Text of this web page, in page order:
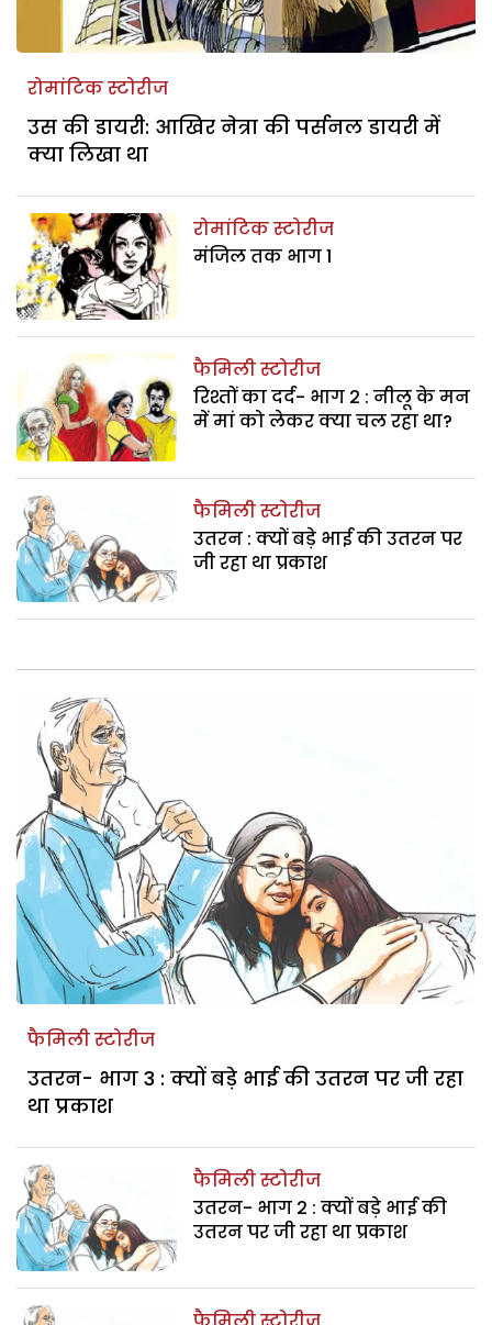
रोमांटिक स्टोरीज
उस की डायरी: आखिर नेत्रा की पर्सनल डायरी में
क्या लिखा था
रोमांटिक स्टोरीज
मंजिल तक भाग 1
फैमिली स्टोरीज
रिश्तों का दर्द- भाग 2 : नीलू के मन
में मां को लेकर क्या चल रहा था?
फैमिली स्टोरीज
उतरन : क्यों बड़े भाई की उतरन पर
जी रहा था प्रकाश
फैमिली स्टोरीज
उतरन- भाग 3 : क्यों बड़े भाई की उतरन पर जी रहा
था प्रकाश
फैमिली स्टोरीज
उतरन- भाग 2 : क्यों बड़े भाई की
उतरन पर जी रहा था प्रकाश